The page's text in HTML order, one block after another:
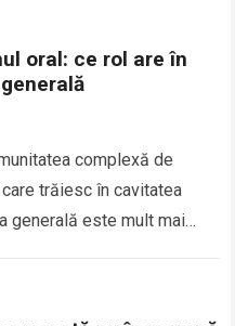
oral: ce rol are în
complexă de
trăiesc în cavitatea
generală este mult mai